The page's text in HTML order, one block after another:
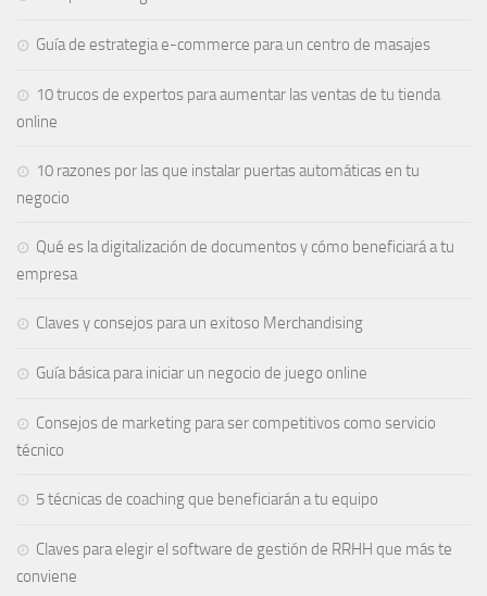
Guía de estrategia e-commerce para un centro de masajes
10 trucos de expertos para aumentar las ventas de tu tienda
online
10 razones por las que instalar puertas automáticas en tu
negocio
Qué es la digitalización de documentos y cómo beneficiará a tu
empresa
Claves y consejos para un exitoso Merchandising
Guía básica para iniciar un negocio de juego online
Consejos de marketing para ser competitivos como servicio
técnico
5 técnicas de coaching que beneficiarán a tu equipo
Claves para elegir el software de gestión de RRHH que más te
conviene